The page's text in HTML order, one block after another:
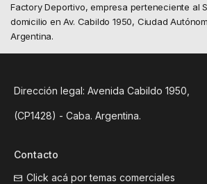
Factory Deportivo, empresa perteneciente al
domicilio en Av. Cabildo 1950, Ciudad
Argentina.
Dirección legal: Avenida Cabildo 1950,
(CP1428) - Caba. Argentina.
Contacto
Click acá por temas comerciales